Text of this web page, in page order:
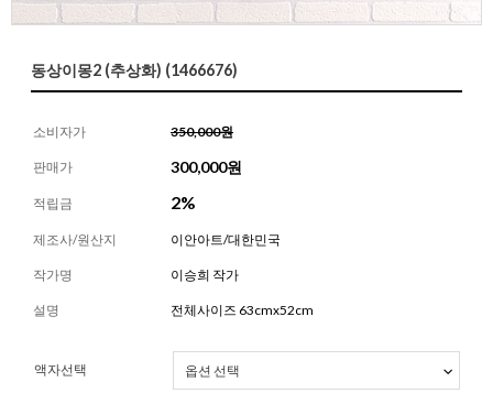
동상이몽2 (추상화) (1466676)
소비자가 350,000원
판매가 300,000원
적립금 2%
제조사/원산지 이안아트/대한민국
작가명 이승희 작가
설명 전체사이즈 63cmx52cm
액자선택